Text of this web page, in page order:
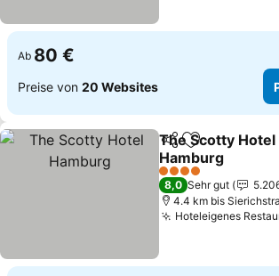
Ab 80 €
Preise von 20 Websites
TeilenZu Favoriten
The Scotty Hotel
Hamburg
4 Sterne
8,0 Sehr gut
4.4 km bis
Hoteleigenes